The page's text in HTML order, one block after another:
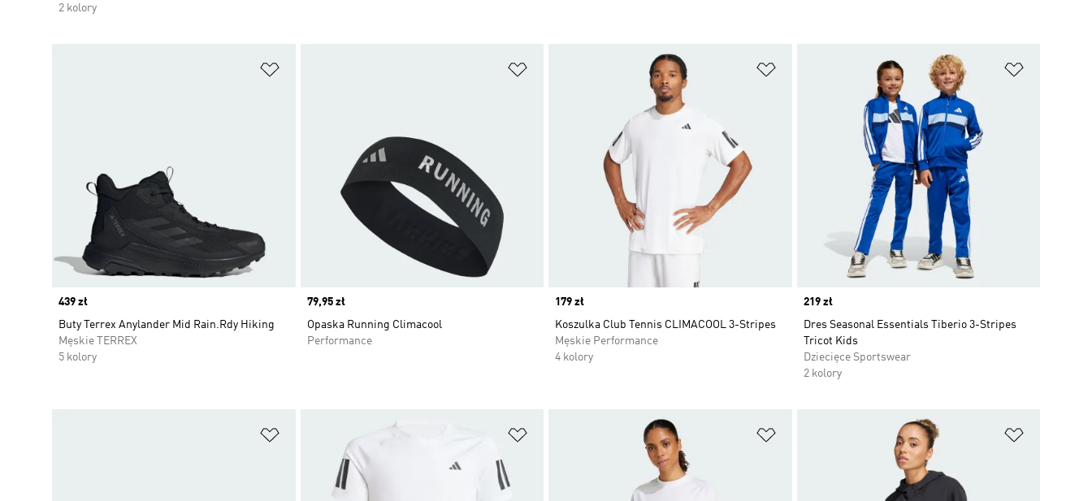
2 kolory
Price
439 zł
Buty Terrex Anylander Mid Rain.Rdy Hiking
Męskie TERREX
5 kolory
Price
79,95 zł
Opaska Running Climacool
Performance
Dodaj do listy życzeń
Price
179 zł
Koszulka Club Tennis CLIMACOOL 3-Stripes
Męskie Performance
4 kolory
Price
219 zł
Dres Seasonal Essentials Tiberio 3-Stripes
Tricot Kids
Dziecięce Sportswear
2 kolory
Dodaj do listy życzeń Dodaj do listy życzeń